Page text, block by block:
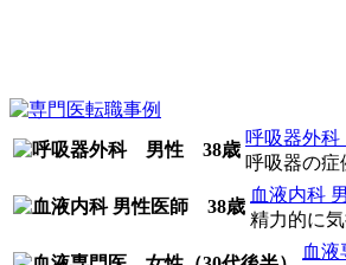
呼吸器外
呼吸器の症
血液内科
精力的に
血